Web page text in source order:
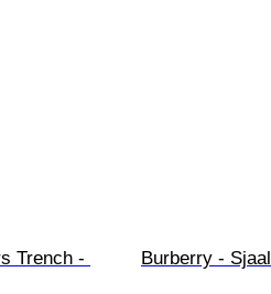
Trench -
Burberry - Sjaal